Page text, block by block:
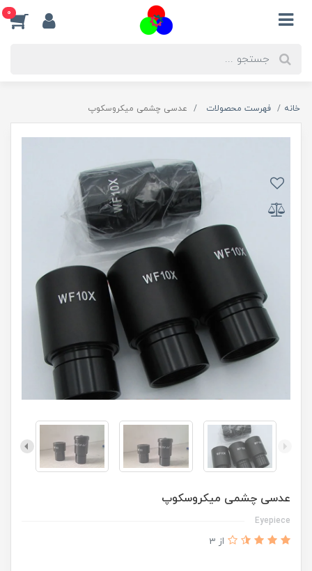
0
خانه فهرست محصولات عدسی چشمی میکروسکوپ
عدسی چشمی میکروسکوپ
Eyepiece
از 3